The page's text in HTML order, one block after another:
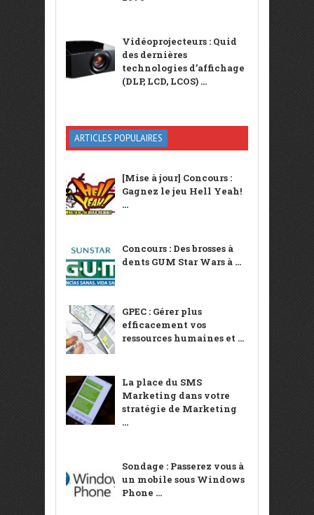
Vidéoprojecteurs : Quid
des dernières
technologies d’affichage
(DLP, LCD, LCOS) ...
ARTICLES POPULAIRES
[Mise à jour] Concours :
Gagnez le jeu Hell Yeah!
...
Concours : Des brosses à
dents GUM Star Wars à ...
GPEC : Gérer plus
efficacement vos
ressources humaines et ...
La place du SMS
Marketing dans votre
stratégie de Marketing
...
Sondage : Passerez vous à
un mobile sous Windows
Phone ...